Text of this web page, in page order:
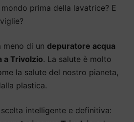
prima della lavatrice? E
meno di un depuratore acqua
a Trivolzio. La salute è molto
la salute del nostro pianeta,
plastica.
intelligente e definitiva: